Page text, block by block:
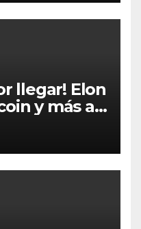
llegar! Elon
y más al